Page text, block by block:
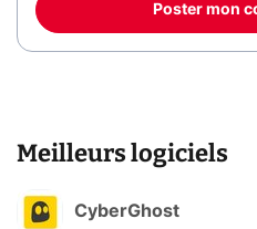
Poster mon
Meilleurs logiciels
CyberGhost